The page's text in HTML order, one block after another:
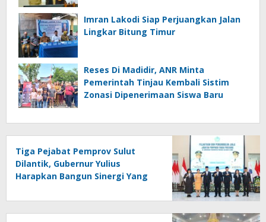
Imran Lakodi Siap Perjuangkan Jalan
Lingkar Bitung Timur
Reses Di Madidir, ANR Minta
Pemerintah Tinjau Kembali Sistim
Zonasi Dipenerimaan Siswa Baru
Tiga Pejabat Pemprov Sulut
Dilantik, Gubernur Yulius
Harapkan Bangun Sinergi Yang